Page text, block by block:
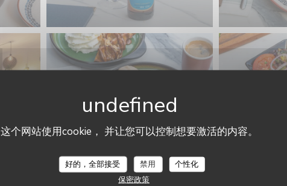
这个网站使用cookie， 并让您可以控制想要激活的内容。
好的，全部接受 禁用
个性化
保密政策